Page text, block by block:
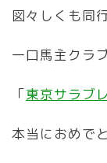
図々しくも同
一口馬主クラ
「東京サラブ
本当におめで